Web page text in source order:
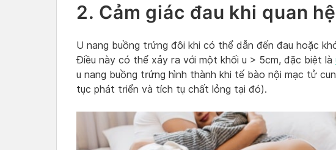
2. Cảm giác đau khi quan
U nang buồng trứng đôi khi có thể dẫn đến đau hoặc
Điều này có thể xảy ra với một khối u > 5cm, đặc biệt là
u nang buồng trứng hình thành khi tế bào nội mạc tử
tục phát triển và tích tụ chất lỏng tại đó).